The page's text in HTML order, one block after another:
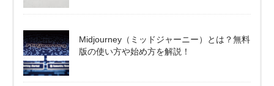
Midjourney（ミッドジャーニー）とは？無料
版の使い方や始め方を解説！